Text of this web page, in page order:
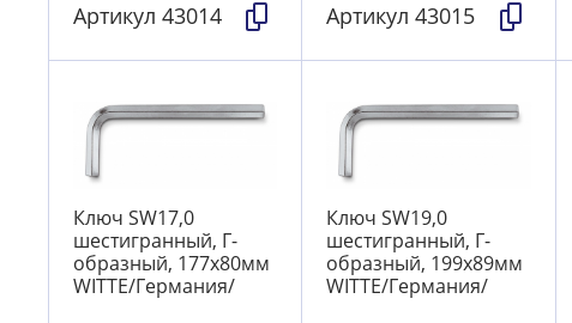
Артикул 43014
Артикул43015
Ключ SW17,0
шестигранный, Г-
образный, 177х80мм
WITTE/Германия/
Ключ SW19,0
шестигранный, Г-
образный, 199х89мм
WITTE/Германия/